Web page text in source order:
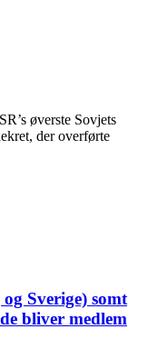
øverste Sovjets
der overførte
Sverige) somt
bliver medlem